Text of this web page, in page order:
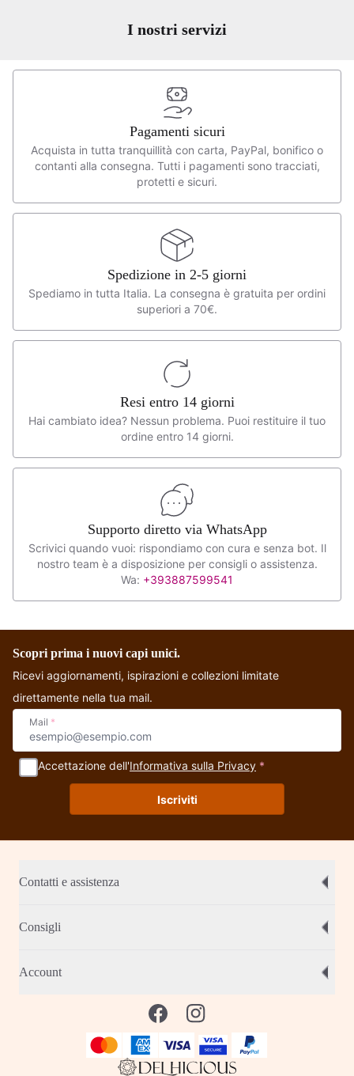
I nostri servizi
Pagamenti sicuri
Acquista in tutta tranquillità con carta, PayPal, bonifico o
contanti alla consegna. Tutti i pagamenti sono tracciati,
protetti e sicuri.
Spedizione in 2-5 giorni
Spediamo in tutta Italia. La consegna è gratuita per ordini
superiori a 70€.
Resi entro 14 giorni
Hai cambiato idea? Nessun problema. Puoi restituire il tuo
ordine entro 14 giorni.
Supporto diretto via WhatsApp
Scrivici quando vuoi: rispondiamo con cura e senza bot. Il
nostro team è a disposizione per consigli o assistenza.
Wa: +393887599541
Scopri prima i nuovi capi unici.
Ricevi aggiornamenti, ispirazioni e collezioni limitate
direttamente nella tua mail.
Mail *
Accettazione dell'Informativa sulla Privacy *
Iscriviti
Contatti e assistenza
Consigli
Account